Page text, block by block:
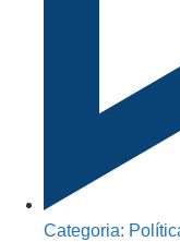
Categoria: